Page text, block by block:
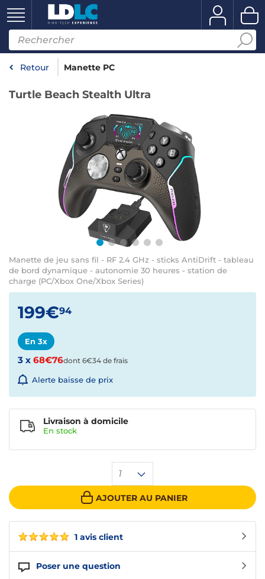
Retour Manette PC
Turtle Beach Stealth Ultra
Manette de jeu sans fil - RF 2.4 GHz - sticks AntiDrift - tableau
de bord dynamique - autonomie 30 heures - station de
charge (PC/Xbox One/Xbox Series)
1 avis client
Poser une question
199€94
En 3x
3 x 68€76dont 6€34 de frais
Alerte baisse de prix
1
AJOUTER AU PANIER
Livraison à domicile
En stock